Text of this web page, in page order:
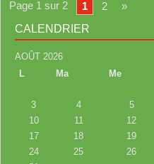
Page 1 sur 2 1 2
»
CALENDRIER
AOÛT 2026
L
Ma Me
3
4 5
10
11 12
17
18 19
24
25 26